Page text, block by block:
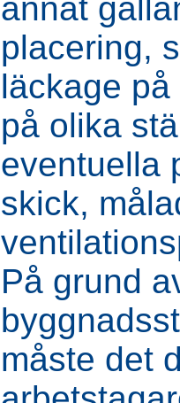
annat
placering,
läckage
på olika
eventuella
skick,
På grund
måste det